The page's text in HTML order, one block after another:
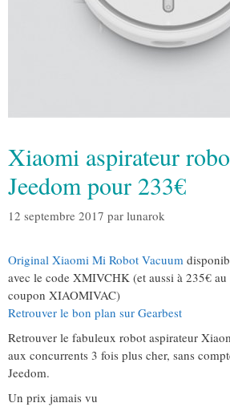
Xiaomi aspirateur
Jeedom pour 233€
12 septembre 2017 par lunarok
Original Xiaomi Mi Robot Vacuum
avec le code XMIVCHK (et aussi à 235€
coupon XIAOMIVAC)
Retrouver le bon plan sur Gearbest
Retrouver le fabuleux robot aspirateur
aux concurrents 3 fois plus cher, sans
Jeedom.
Un prix jamais vu